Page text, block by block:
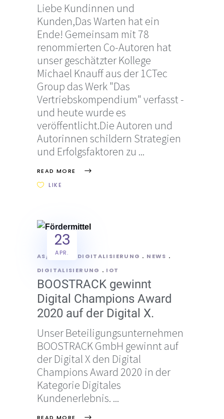
Liebe Kundinnen und
Kunden,Das Warten hat ein
Ende! Gemeinsam mit 78
renommierten Co-Autoren hat
unser geschätzter Kollege
Michael Knauff aus der 1CTec
Group das Werk "Das
Vertriebskompendium" verfasst -
und heute wurde es
veröffentlicht.Die Autoren und
Autorinnen schildern Strategien
und Erfolgsfaktoren zu
READ MORE
LIKE
23
APR.
AS/POINT DIGITALISIERUNG
NEWS
DIGITALISIERUNG
IOT
BOOSTRACK gewinnt
Digital Champions Award
2020 auf der Digital X.
Unser Beteiligungsunternehmen
BOOSTRACK GmbH gewinnt auf
der Digital X den Digital
Champions Award 2020 in der
Kategorie Digitales
Kundenerlebnis.